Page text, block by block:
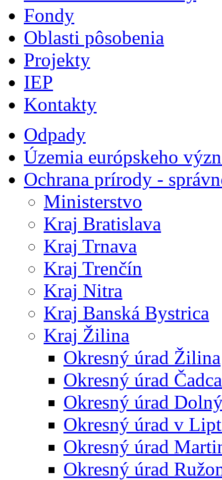
Fondy
Oblasti pôsobenia
Projekty
IEP
Kontakty
Odpady
Územia európskeho
Ochrana prírody -
Ministerstvo
Kraj Bratislava
Kraj Trnava
Kraj Trenčín
Kraj Nitra
Kraj Banská Bystrica
Kraj Žilina
Okresný úrad Žilina
Okresný úrad Čadca
Okresný úrad
Okresný úrad v
Okresný úrad
Okresný úrad